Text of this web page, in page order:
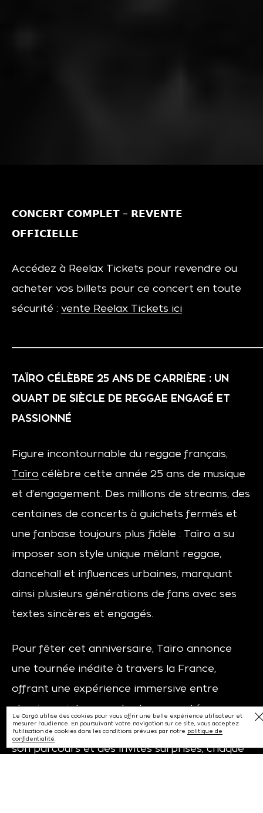
𝗖𝗢𝗡𝗖𝗘𝗥𝗧 𝗖𝗢𝗠𝗣𝗟𝗘𝗧 – 𝗥𝗘𝗩𝗘𝗡𝗧𝗘
𝗢𝗙𝗙𝗜𝗖𝗜𝗘𝗟𝗟𝗘
Accé­dez à Ree­lax Tickets pour revendre ou
ache­ter vos billets pour ce concert en toute
sécu­ri­té : vente Reelax Tickets ici
TAÏRO CÉLÈBRE 25 ANS DE CARRIÈRE : UN
QUART DE SIÈCLE DE REGGAE ENGAGÉ ET
PASSIONNÉ
Figure incontournable du reggae français,
Taïro célèbre cette année 25 ans de musique
et d’engagement. Des millions de streams, des
centaines de concerts à guichets fermés et
une fanbase toujours plus fidèle : Taïro a su
imposer son style unique mêlant reggae,
dancehall et influences urbaines, marquant
ainsi plusieurs générations de fans avec ses
textes sincères et engagés.
Pour fêter cet anniversaire, Taïro annonce
une tournée inédite à travers la France,
offrant une expérience immersive entre
classiques intemporels et nouveautés
exclusives. Avec une scénographie retraçant
son parcours et des invités surprises, chaque
Le Cargö utilise des cookies pour vous offrir une belle expérience utilisateur et
mesurer l’audience. En poursuivant votre navigation sur ce site, vous acceptez
l’utilisation de cookies dans les conditions prévues par notre politique de
confidentialité.